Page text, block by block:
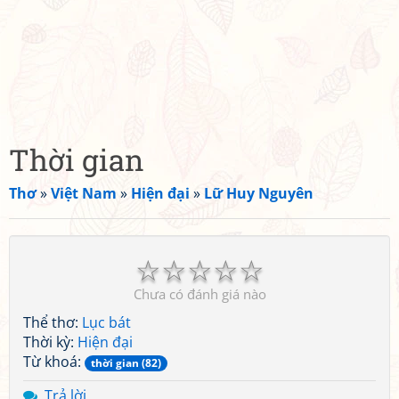
Thời gian
Thơ»Việt Nam » Hiện đại » Lữ Huy Nguyên
☆
☆
☆
☆
☆
Chưa có đánh giá nào
Thể thơ: Lục bát
Thời kỳ: Hiện đại
Từ khoá:
thời gian (82)